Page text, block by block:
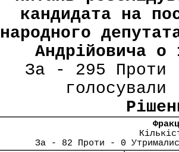
кандидата на
народного
Андрійовича
За - 295 Проти
За - 82 Проти - 0